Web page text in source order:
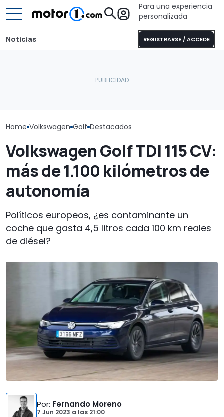
Para una experiencia
personalizada
REGISTRARSE / ACCEDE
Noticias
Home Volkswagen Golf Destacados
Volkswagen Golf TDI 115 CV:
más de 1.100 kilómetros de
autonomía
Políticos europeos, ¿es contaminante un
coche que gasta 4,5 litros cada 100 km reales
de diésel?
Por: Fernando Moreno
7 Jun 2023 a las 21:00